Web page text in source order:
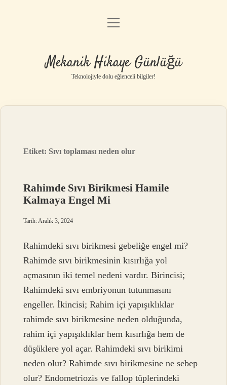
Anasayfa
Yasal Uyarı
menüyü
Mekanik Hikaye Günlüğü
Teknolojiyle dolu eğlenceli bilgiler!
Etiket: Sıvı toplaması neden olur
Rahimde Sıvı Birikmesi Hamile
Kalmaya Engel Mi
Tarih: Aralık 3, 2024
Rahimdeki sıvı birikmesi gebeliğe engel mi?
Rahimde sıvı birikmesinin kısırlığa yol
açmasının iki temel nedeni vardır. Birincisi;
Rahimdeki sıvı embriyonun tutunmasını
engeller. İkincisi; Rahim içi yapışıklıklar
rahimde sıvı birikmesine neden olduğunda,
rahim içi yapışıklıklar hem kısırlığa hem de
düşüklere yol açar. Rahimdeki sıvı birikimi
neden olur? Rahimde sıvı birikmesine ne sebep
olur? Endometriozis ve fallop tüplerindeki